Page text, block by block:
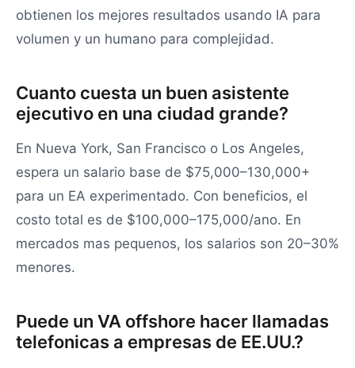
obtienen los mejores resultados usando IA para
volumen y un humano para complejidad.
Cuanto cuesta un buen asistente
ejecutivo en una ciudad grande?
En Nueva York, San Francisco o Los Angeles,
espera un salario base de $75,000–130,000+
para un EA experimentado. Con beneficios, el
costo total es de $100,000–175,000/ano. En
mercados mas pequenos, los salarios son 20–30%
menores.
Puede un VA offshore hacer llamadas
telefonicas a empresas de EE.UU.?